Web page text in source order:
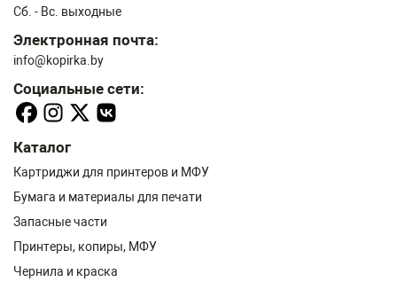
Сб. - Вс. выходные
Электронная почта:
info@kopirka.by
Социальные сети:
Каталог
Картриджи для принтеров и МФУ
Бумага и материалы для печати
Запасные части
Принтеры, копиры, МФУ
Чернила и краска